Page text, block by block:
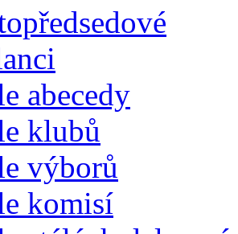
abecedy
klubů
výborů
komisí